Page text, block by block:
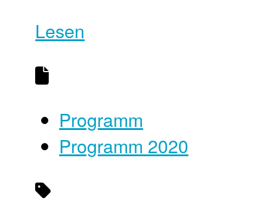
Lesen
Programm
Programm 2020